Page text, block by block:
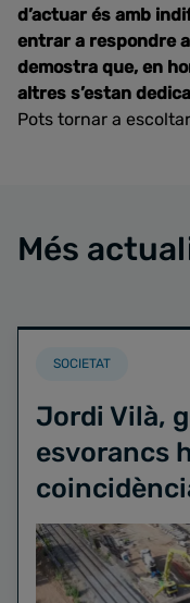
d’actuar és amb
entrar a respondre
demostra que, en
altres s’estan
Pots tornar a
Més
SOCIETAT
Jordi Vilà,
esvorancs